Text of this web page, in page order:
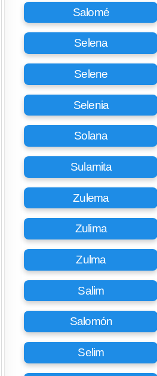
Salomé
Selena
Selene
Selenia
Solana
Sulamita
Zulema
Zulima
Zulma
Salim
Salomón
Selim